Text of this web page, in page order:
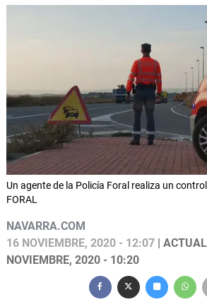
Un agente de la Policía Foral realiza un
FORAL
NAVARRA.COM
16 NOVIEMBRE, 2020 - 12:07 |
NOVIEMBRE, 2020 - 10:20